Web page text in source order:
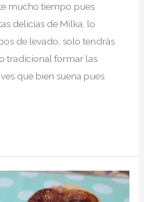
mucho tiempo pues
delicias de Milka, lo
de levado, solo tendrás
tradicional formar las
que bien suena pues